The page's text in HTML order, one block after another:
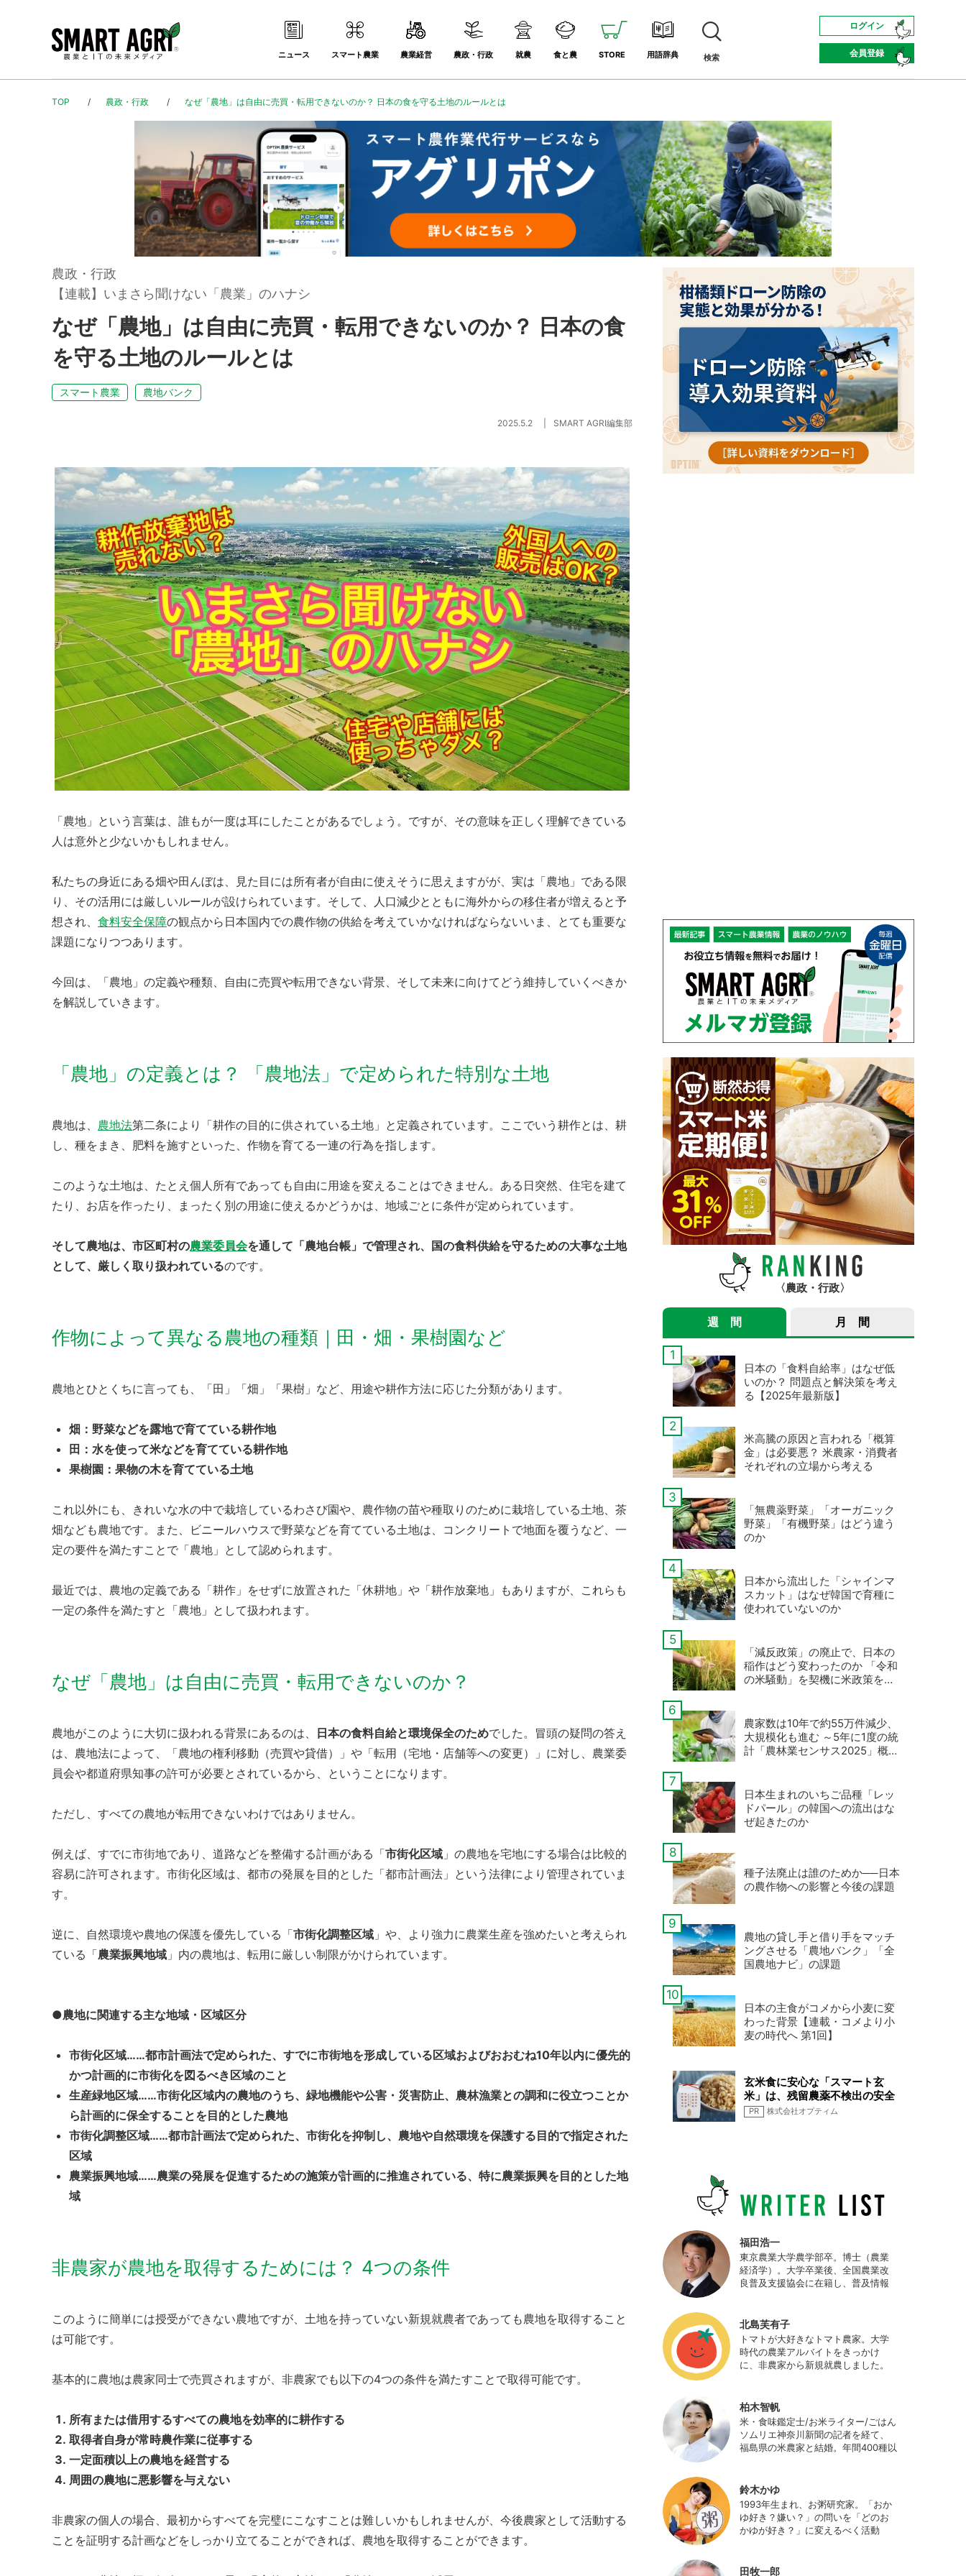
ニュース スマート農業 農業経営 農政・行政 就農 食と農 STORE 用語辞典 検索
ログイン
会員登録
TOP 農政・行政 なぜ「農地」は自由に売買・転用できないのか？ 日本の食を守る土地のルールとは
農政・行政
【連載】いまさら聞けない「農業」のハナシ
なぜ「農地」は自由に売買・転用できないのか？ 日本の食
を守る土地のルールとは
スマート農業 農地バンク
2025.5.2 SMART AGRI編集部
「農地 」という言葉は、誰もが一度は耳にしたことがあるでしょう。ですが、その意味を正しく理解できている
人は意外と少ないかもしれません。
私たちの身近にある畑や田んぼは、見た目には所有者が自由に使えそうに思えますがが、実は「農地」である限
り、その活用には厳しいルールが設けられています。そして、人口減少とともに海外からの移住者が増えると予
想され、 食料安全保障の観点から日本国内での農作物の供給を考えていかなければならないいま、とても重要な
課題になりつつあります。
今回は、「農地」の定義や種類、自由に売買や転用できない背景、そして未来に向けてどう維持していくべきか
を解説していきます。
「農地」の定義とは？ 「農地法」で定められた特別な土地
農地は、 農地法第二条により「耕作の目的に供されている土地」と定義されています。ここでいう耕作とは、耕
し、種をまき、肥料を施すといった、作物を育てる一連の行為を指します。
このような土地は、たとえ個人所有であっても自由に用途を変えることはできません。ある日突然、住宅を建て
たり、お店を作ったり、まったく別の用途に使えるかどうかは、地域ごとに条件が定められています。
そして農地は、市区町村の農業委員会を通して「農地台帳」で管理され、国の食料供給を守るための大事な土地
として、厳しく取り扱われているのです。
作物によって異なる農地の種類｜田・畑・果樹園など
農地とひとくちに言っても、「田」「畑」「果樹」など、用途や耕作方法に応じた分類があります。
畑：野菜などを露地で育てている耕作地
田：水を使って米などを育てている耕作地
果樹園：果物の木を育てている土地
これ以外にも、きれいな水の中で栽培しているわさび園や、農作物の苗や種取りのために栽培している土地、茶
畑なども農地です。また、ビニールハウスで野菜などを育てている土地は、コンクリートで地面を覆うなど、一
定の要件を満たすことで「農地」として認められます。
最近では、農地の定義である「耕作」をせずに放置された「休耕地」や「耕作放棄地」もありますが、これらも
一定の条件を満たすと「農地」として扱われます。
なぜ「農地」は自由に売買・転用できないのか？
農地がこのように大切に扱われる背景にあるのは、 日本の食料自給と環境保全のためでした。冒頭の疑問の答え
は、農地法によって、「農地の権利移動（売買や貸借）」や「転用（宅地・店舗等への変更）」に対し、農業委
員会や都道府県知事の許可が必要とされているから、ということになります。
ただし、すべての農地が転用できないわけではありません。
例えば、すでに市街地であり、道路などを整備する計画がある「市街化区域 」の農地を宅地にする場合は比較的
容易に許可されます。市街化区域は、都市の発展を目的とした「都市計画法」という法律により管理されていま
す。
逆に、自然環境や農地の保護を優先している「市街化調整区域 」や、より強力に農業生産を強めたいと考えられ
ている「農業振興地域 」内の農地は、転用に厳しい制限がかけられています。
●農地に関連する主な地域・区域区分
市街化区域……都市計画法で定められた、すでに市街地を形成している区域およびおおむね10年以内に優先的
かつ計画的に市街化を図るべき区域のこと
生産緑地区域……市街化区域内の農地のうち、緑地機能や公害・災害防止、農林漁業との調和に役立つことか
ら計画的に保全することを目的とした農地
市街化調整区域……都市計画法で定められた、市街化を抑制し、農地や自然環境を保護する目的で指定された
区域
農業振興地域……農業の発展を促進するための施策が計画的に推進されている、特に農業振興を目的とした地
域
非農家が農地を取得するためには？ 4つの条件
このように簡単には授受ができない農地ですが、土地を持っていない新規就農者であっても農地を取得すること
は可能です。
基本的に農地は農家同士で売買されますが、非農家でも以下の4つの条件を満たすことで取得可能です。
所有または借用するすべての農地を効率的に耕作する
取得者自身が常時農作業に従事する
一定面積以上の農地を経営する
周囲の農地に悪影響を与えない
非農家の個人の場合、最初からすべてを完璧にこなすことは難しいかもしれませんが、今後農家として活動する
ことを証明する計画などをしっかり立てることができれば、農地を取得することができます。
農政・行政
週 間 月 間
日本の「食料自給率」はなぜ低
いのか？ 問題点と解決策を考え
る【2025年最新版】
米高騰の原因と言われる「概算
金」は必要悪？ 米農家・消費者
それぞれの立場から考える
「無農薬野菜」「オーガニック
野菜」「有機野菜」はどう違う
のか
日本から流出した「シャインマ
スカット」はなぜ韓国で育種に
使われていないのか
「減反政策」の廃止で、日本の
稲作はどう変わったのか 「令和
の米騒動」を契機に米政策を考
農家数は10年で約55万件減少、
大規模化も進む ～5年に1度の統
計「農林業センサス2025」概数
日本生まれのいちご品種「レッ
ドパール」の韓国への流出はな
ぜ起きたのか
種子法廃止は誰のためか──日本
の農作物への影響と今後の課題
農地の貸し手と借り手をマッチ
ングさせる「農地バンク」「全
国農地ナビ」の課題
日本の主食がコメから小麦に変
わった背景【連載・コメより小
麦の時代へ 第1回】
玄米食に安心な「スマート玄
米」は、残留農薬不検出の安全
なお米です
PR 株式会社オプティム
福田浩一
東京農業大学農学部卒。博士（農業
経済学）。大学卒業後、全国農業改
良普及支援協会に在籍し、普及情報
（元情報部長）。2011年に株式会社
日本農業サポート研究所を創業し、
海外のICT利用の実証試験や農産物輸
出などに関わった。主にスマート農
業の実証試験やコンサルなどに携わ
http://www.ijas.co.jp/
北島芙有子
トマトが大好きなトマト農家。大学
時代の農業アルバイトをきっかけ
に、非農家から新規就農しました。
最近はWeb関連の仕事も始め、半農
半Xの生活。
柏木智帆
米・食味鑑定士/お米ライター/ごはん
ソムリエ神奈川新聞の記者を経て、
福島県の米農家と結婚。年間400種以
イベント、講演活動など、お米の魅
力を伝える活動を行っている。ま
た、4歳の娘の食事やお弁当づくりを
通して、食育にも目を向けている。
プロフィール写真 ©杉山晃造
鈴木かゆ
1993年生まれ、お粥研究家。「おか
ゆ好き？嫌い？」の問いを「どのお
かゆが好き？」に変えるべく活動
アにてお粥レシピ/レポ/歴史/文化な
田牧一郎